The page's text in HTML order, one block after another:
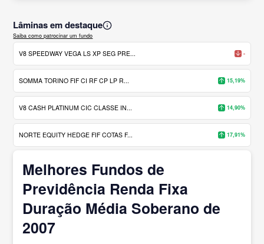
Lâminas em destaque
Saiba como patrocinar um fundo
V8 SPEEDWAY VEGA LS XP SEG PRE... -
SOMMA TORINO FIF CI RF CP LP R... 15,19%
V8 CASH PLATINUM CIC CLASSE IN... 14,90%
NORTE EQUITY HEDGE FIF COTAS F... 17,91%
Melhores Fundos de
Previdência Renda Fixa
Duração Média Soberano de
2007